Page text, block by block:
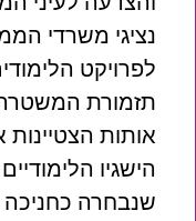
נציגי משרדי
לפרויקט
תזמורת המשטרה
אותות הצטיינות
הישגיו
שנבחרה